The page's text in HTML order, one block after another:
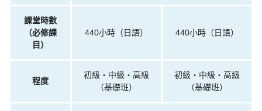
課堂時數
（必修課
目）
440小時（日語） 440小時（日語）
程度
初級・中級・高級
（基礎班）
初級・中級・高級
（基礎班）